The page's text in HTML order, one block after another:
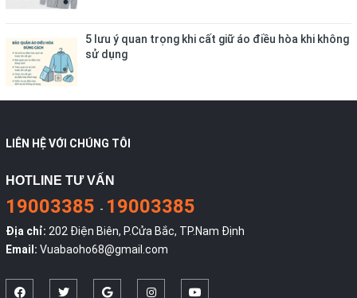
5 lưu ý quan trọng khi cất giữ áo điều hòa khi không
sử dụng
LIÊN HỆ VỚI CHÚNG TÔI
HOTLINE TƯ VẤN
19003385 - 19003385
Địa chỉ: 202 Điện Biên, P.Cửa Bắc, TP.Nam Định
Email: Vuabaoho68@gmail.com